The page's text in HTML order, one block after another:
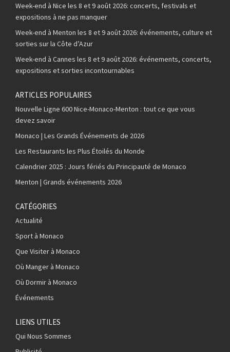
Week-end à Nice les 8 et 9 août 2026: concerts, festivals et
expositions à ne pas manquer
Week-end à Menton les 8 et 9 août 2026: événements, culture et
sorties sur la Côte d’Azur
Week-end à Cannes les 8 et 9 août 2026: événements, concerts,
expositions et sorties incontournables
ARTICLES POPULAIRES
Nouvelle Ligne 600 Nice-Monaco-Menton : tout ce que vous
devez savoir
Monaco | Les Grands Événements de 2026
Les Restaurants les Plus Étoilés du Monde
Calendrier 2025 : Jours fériés du Principauté de Monaco
Menton | Grands événements 2026
CATÉGORIES
Actualité
Sport à Monaco
Que Visiter à Monaco
Où Manger à Monaco
Où Dormir à Monaco
Événements
LIENS UTILES
Qui Nous Sommes